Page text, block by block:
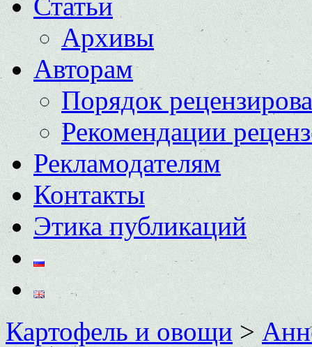
Архивы
Авторам
Порядок
Рекомендации
Рекламодателям
Контакты
Этика публикаций
Картофель и овощи>